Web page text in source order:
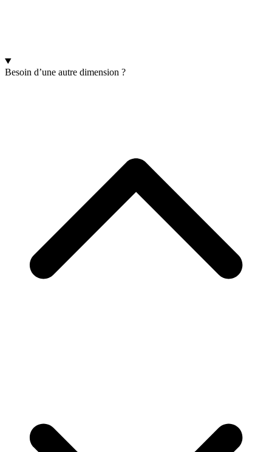
Besoin d’une autre dimension ?